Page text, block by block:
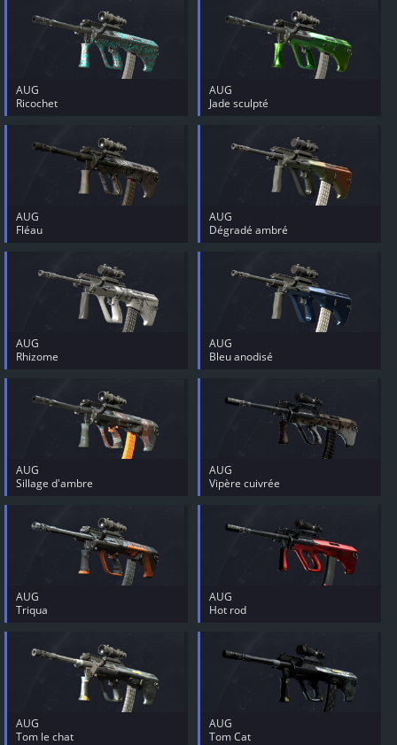
AUG
Ricochet
AUG
Jade sculpté
AUG
Fléau
AUG
Dégradé ambré
AUG
Rhizome
AUG
Bleu anodisé
AUG
Sillage d'ambre
AUG
Vipère cuivrée
AUG
Triqua
AUG
Hot rod
AUG
Tom le chat
AUG
Tom Cat